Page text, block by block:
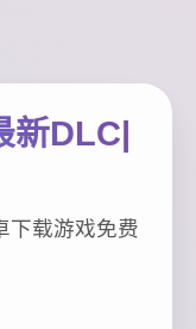
新DLC|
下载游戏免费